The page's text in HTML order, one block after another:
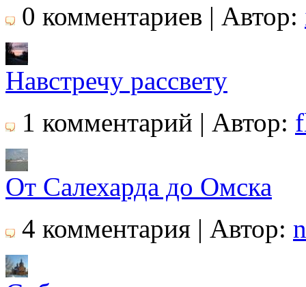
0 комментариев | Автор:
Навстречу рассвету
1 комментарий | Автор:
От Салехарда до Омска
4 комментария | Автор: